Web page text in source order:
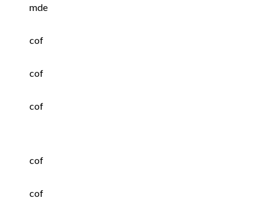
mde
cof
cof
cof
cof
cof